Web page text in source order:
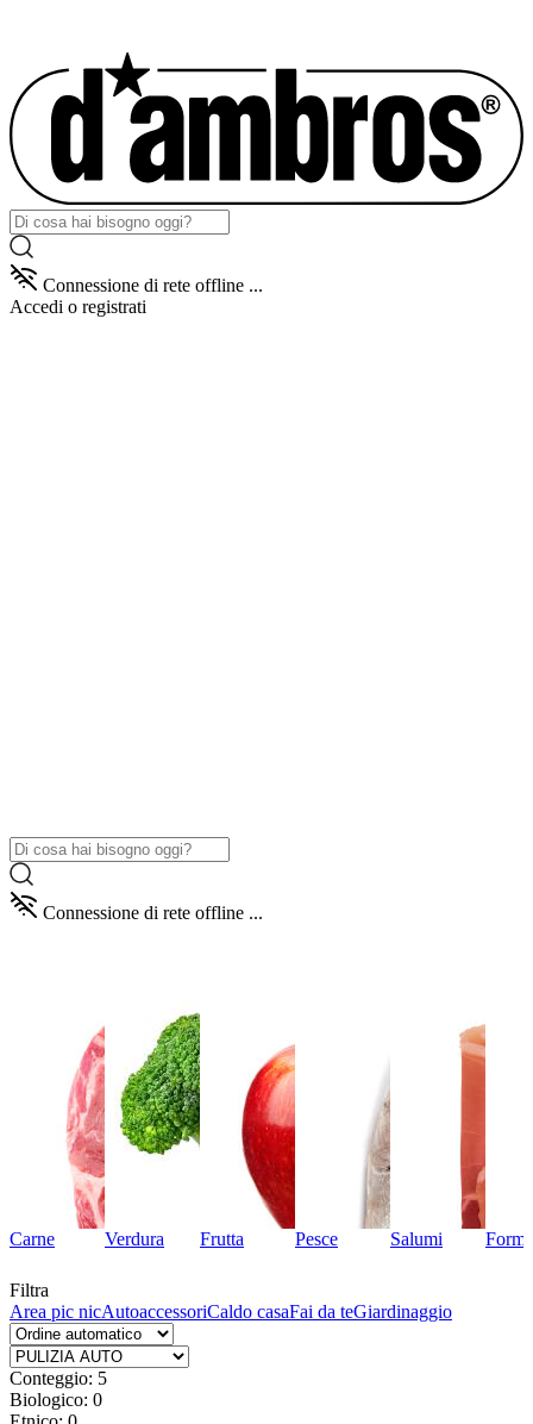
Connessione di rete offline ...
Accedi o registrati
Connessione di rete offline ...
Carne Verdura Frutta Pesce Salumi
Filtra
Area pic nicAutoaccessoriCaldo casaFai da teGiardinaggio
Conteggio: 5
Biologico: 0